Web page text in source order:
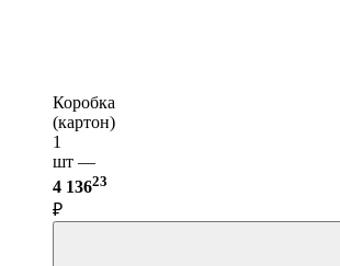
Коробка
(картон)
1
шт —
4 13623
₽